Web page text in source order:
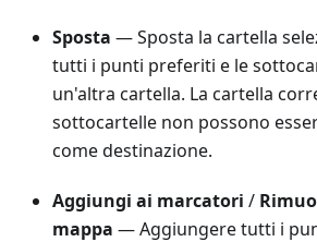
Sposta — Sposta la cartella
tutti i punti preferiti e le
un'altra cartella. La cartella
sottocartelle non possono
come destinazione.
Aggiungi ai marcatori /
mappa — Aggiungere tutti i